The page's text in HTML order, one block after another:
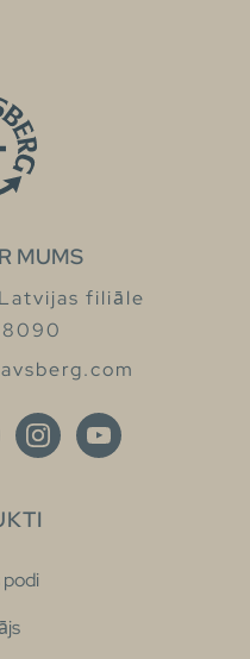
MUMS
filiāle